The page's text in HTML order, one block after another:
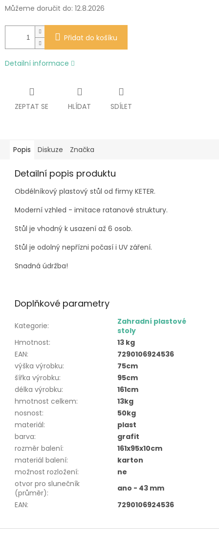
Můžeme doručit do: 12.8.2026
Přidat do košíku
Detailní informace
ZEPTAT SE HLÍDAT SDÍLET
Popis Diskuze Značka
Detailní popis produktu
Obdélníkový plastový stůl od firmy KETER.
Moderní vzhled - imitace ratanové struktury.
Stůl je vhodný k usazení až 6 osob.
Stůl je odolný nepřízni počasí i UV záření.
Snadná údržba!
Doplňkové parametry
Kategorie:
Zahradní plastové
stoly
Hmotnost:
13 kg
EAN:
7290106924536
výška výrobku:
75cm
šířka výrobku:
95cm
délka výrobku:
161cm
hmotnost celkem:
13kg
nosnost:
50kg
materiál:
plast
barva:
grafit
rozměr balení:
161x95x10cm
materiál balení:
karton
možnost rozložení:
ne
otvor pro slunečník
(průměr):
ano - 43 mm
EAN: 7290106924536
Z